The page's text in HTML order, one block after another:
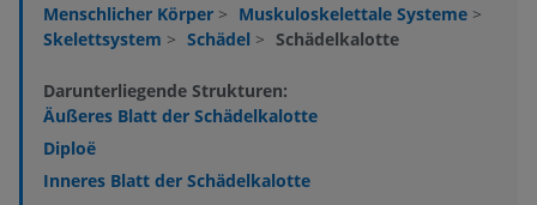
Menschlicher Körper > Muskuloskelettale Systeme >
Skelettsystem > Schädel > Schädelkalotte
Darunterliegende Strukturen:
Äußeres Blatt der Schädelkalotte
Diploë
Inneres Blatt der Schädelkalotte